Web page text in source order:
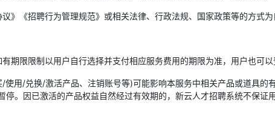
》《招聘行为管理规范》或相关法律、行政法规、国家政策等的方式为
期限限制以用户自行选择并支付相应服务费用的期限为准，用户也可
使用/兑换/激活产品、注销账号等)可能影响本服务中相关产品或道具
停。因已激活的产品权益自然经过有效期的，新云人才招聘系统不保